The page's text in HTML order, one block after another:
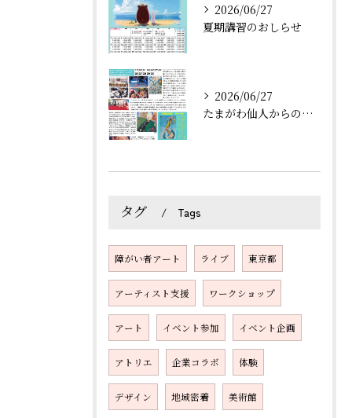
2026/06/27
夏期講習のおしらせ
2026/06/27
たまがわ仙人からの「おたより」7月
タグ Tags
障がい者アート ライブ 東京都
アーティスト支援 ワークショップ
アート イベント参加 イベント企画
アトリエ 企業コラボ 体験
デザイン 地域密着 美術館